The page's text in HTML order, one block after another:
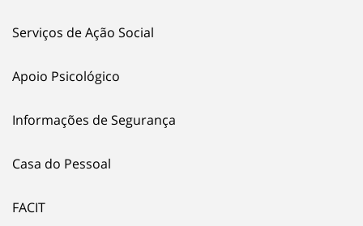
Serviços de Ação Social
Apoio Psicológico
Informações de Segurança
Casa do Pessoal
FACIT